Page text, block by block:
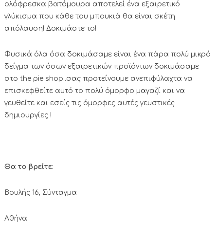
ολόφρεσκα βατόμουρα αποτελεί ένα εξαιρετικό
γλύκισμα που κάθε του μπουκιά θα είναι σκέτη
απόλαυση! Δοκιμάστε το!
Φυσικά όλα όσα δοκιμάσαμε είναι ένα πάρα πολύ μικρό
δείγμα των όσων εξαιρετικών προϊόντων δοκιμάσαμε
στο the pie shop..σας προτείνουμε ανεπιφύλαχτα να
επισκεφθείτε αυτό το πολύ όμορφο μαγαζί και να
γευθείτε και εσείς τις όμορφες αυτές γευστικές
δημιουργίες !
Θα το βρείτε:
Βουλής 16, Σύνταγμα
Αθήνα